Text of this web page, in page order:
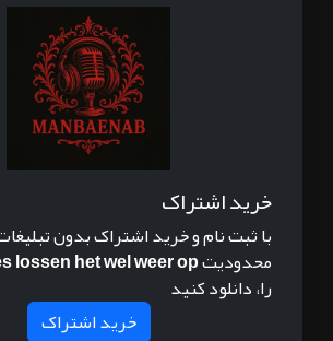
خرید اشتراک
با ثبت نام و خرید اشتراک بدون
محدودیتlossen het wel weer op
را، دانلود کنید
خرید اشتراک